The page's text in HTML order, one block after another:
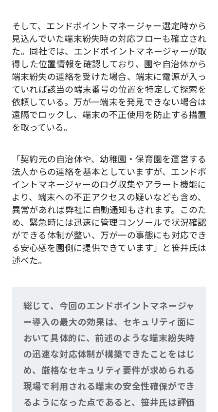
そして、エンドポイントマネージャー選定時から
見込んでいた端末紛失時の対応フローも確立され
た。同社では、エンドポイントマネージャーが取
得した位置情報を確認しており、園や自治体から
端末紛失の連絡を受けた場合、端末に電源が入っ
ていれば該当の端末番号の位置を特定して探索を
依頼している。万が一端末を発見できない場合は
遠隔でロックし、端末の不正使用を防止する措置
を取っている。
「契約元の自治体や、幼稚園・保育園を運営する
法人からの連絡を基本としていますが、エンドポ
イントマネージャーのログ収集やアラート機能に
より、端末への不正アクセスの疑いなども含め、
異常があれば弊社に自動通知もされます。このた
め、緊急時には迅速に管理コンソールで状況確認
ができる体制が整い、万が一の事態にも対応でき
る安心感を園側に提供できています」と笹井氏は
述べた。
総じて、今回のエンドポイントマネージャ
ー導入の最大の効果は、セキュリティ面に
おいて具体的に、前述のような端末紛失時
の迅速な対応体制が構築できたことをはじ
め、厳格なセキュリティ要件が求められる
現場で利用される端末の安全性確保ができ
るようになった点であると、笹井氏は評価